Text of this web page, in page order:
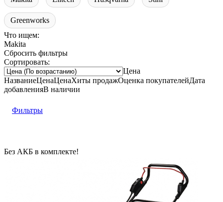
Greenworks
Что ищем:
Makita
Сбросить фильтры
Сортировать:
Цена
НазваниеЦенаЦенаХиты продажОценка покупателейДата
добавленияВ наличии
Фильтры
Без АКБ в комплекте!